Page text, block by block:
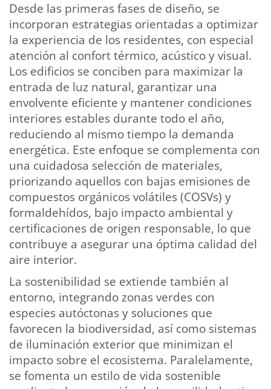
Desde las primeras fases de diseño, se
incorporan estrategias orientadas a optimizar
la experiencia de los residentes, con especial
atención al confort térmico, acústico y visual.
Los edificios se conciben para maximizar la
entrada de luz natural, garantizar una
envolvente eficiente y mantener condiciones
interiores estables durante todo el año,
reduciendo al mismo tiempo la demanda
energética. Este enfoque se complementa con
una cuidadosa selección de materiales,
priorizando aquellos con bajas emisiones de
compuestos orgánicos volátiles (COSVs) y
formaldehídos, bajo impacto ambiental y
certificaciones de origen responsable, lo que
contribuye a asegurar una óptima calidad del
aire interior.
La sostenibilidad se extiende también al
entorno, integrando zonas verdes con
especies autóctonas y soluciones que
favorecen la biodiversidad, así como sistemas
de iluminación exterior que minimizan el
impacto sobre el ecosistema. Paralelamente,
se fomenta un estilo de vida sostenible